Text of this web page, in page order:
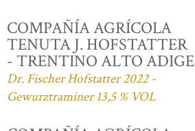
COMPAÑÍA AGRÍCOLA
TENUTA J. HOFSTATTER
- TRENTINO ALTO ADIGE
Dr. Fischer Hofstatter 2022 -
Gewurztraminer 13,5 % VOL